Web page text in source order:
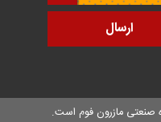
صنعتی مازرون فوم است.